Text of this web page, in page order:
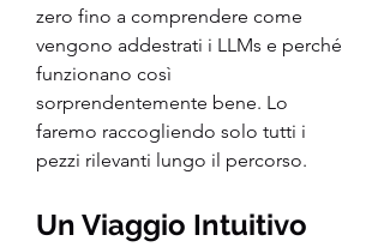
zero fino a comprendere come
vengono addestrati i LLMs e perché
funzionano così
sorprendentemente bene. Lo
faremo raccogliendo solo tutti i
pezzi rilevanti lungo il percorso.
Un Viaggio Intuitivo